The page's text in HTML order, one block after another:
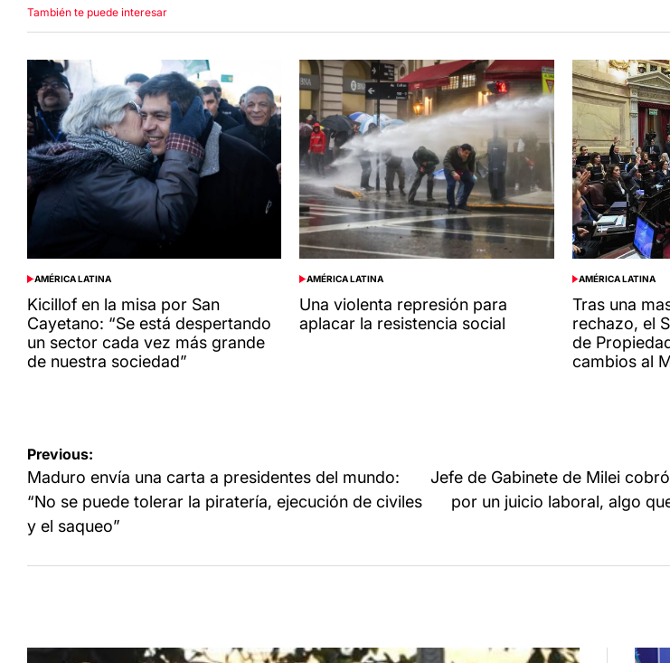
También te puede interesar
POSTED
IN
AMÉRICA LATINA
Kicillof en la misa por San
Cayetano: “Se está despertando
un sector cada vez más grande
de nuestra sociedad”
POSTED
IN
AMÉRICA LATINA
Una violenta represión para
aplacar la resistencia social
POSTED
IN
AMÉRICA LATINA
Tras una
rechazo, el
de
cambios al
Navegación
de
entradas
Previous:
Maduro envía una carta a presidentes del mundo:
“No se puede tolerar la piratería, ejecución de civiles
y el saqueo”
Jefe de Gabinete de Milei
por un juicio laboral, algo